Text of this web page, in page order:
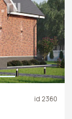
id 2360